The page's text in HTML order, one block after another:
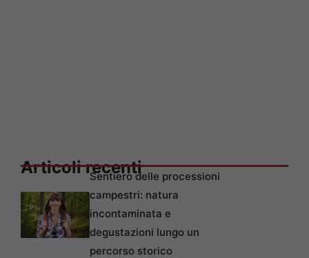
Articoli recentiSentiero delle processioni
campestri: natura
incontaminata e
degustazioni lungo un
percorso storico